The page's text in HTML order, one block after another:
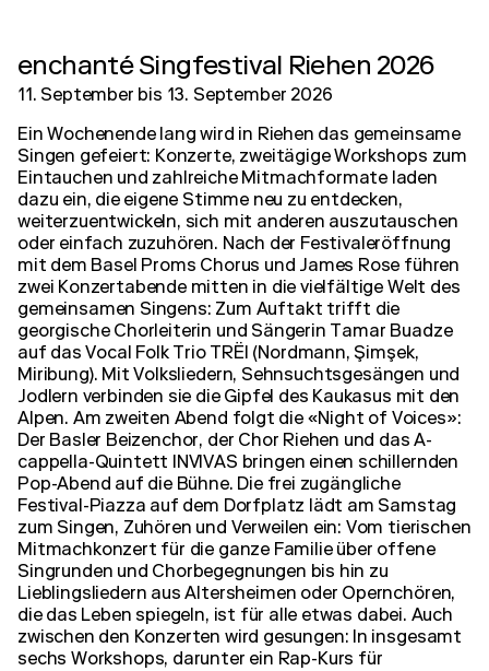
enchanté Singfestival Riehen 2026
11. September bis 13. September 2026
Ein Wochenende lang wird in Riehen das gemeinsame
Singen gefeiert: Konzerte, zweitägige Workshops zum
Eintauchen und zahlreiche Mitmachformate laden
dazu ein, die eigene Stimme neu zu entdecken,
weiterzuentwickeln, sich mit anderen auszutauschen
oder einfach zuzuhören. Nach der Festivaleröffnung
mit dem Basel Proms Chorus und James Rose führen
zwei Konzertabende mitten in die vielfältige Welt des
gemeinsamen Singens: Zum Auftakt trifft die
georgische Chorleiterin und Sängerin Tamar Buadze
auf das Vocal Folk Trio TRËI (Nordmann, Şimşek,
Miribung). Mit Volksliedern, Sehnsuchtsgesängen und
Jodlern verbinden sie die Gipfel des Kaukasus mit den
Alpen. Am zweiten Abend folgt die «Night of Voices»:
Der Basler Beizenchor, der Chor Riehen und das A-
cappella-Quintett INVIVAS bringen einen schillernden
Pop-Abend auf die Bühne. Die frei zugängliche
Festival-Piazza auf dem Dorfplatz lädt am Samstag
zum Singen, Zuhören und Verweilen ein: Vom tierischen
Mitmachkonzert für die ganze Familie über offene
Singrunden und Chorbegegnungen bis hin zu
Lieblingsliedern aus Altersheimen oder Opernchören,
die das Leben spiegeln, ist für alle etwas dabei. Auch
zwischen den Konzerten wird gesungen: In insgesamt
sechs Workshops, darunter ein Rap-Kurs für